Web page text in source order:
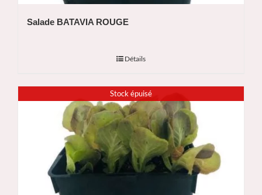
Salade BATAVIA ROUGE
Détails
Stock épuisé